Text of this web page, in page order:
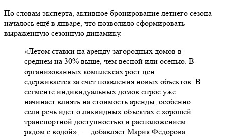
По словам эксперта, активное бронирование летнего сезона
началось ещё в январе, что позволило сформировать
выраженную сезонную динамику.
«Летом ставки на аренду загородных домов в
среднем на 30% выше, чем весной или осенью. В
организованных комплексах рост цен
сдерживается за счёт появления новых объектов. В
сегменте индивидуальных домов спрос уже
начинает влиять на стоимость аренды, особенно
если речь идёт о ликвидных объектах с хорошей
транспортной доступностью и расположением
рядом с водой», — добавляет Мария Фёдорова.